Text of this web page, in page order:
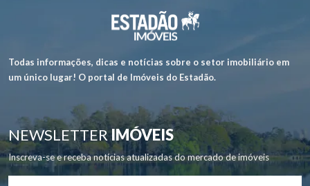
Todas informações, dicas e notícias sobre o setor imobiliário em
um único lugar! O portal de Imóveis do Estadão.
NEWSLETTERIMÓVEIS
Inscreva-se e receba notícias atualizadas do mercado de imóveis